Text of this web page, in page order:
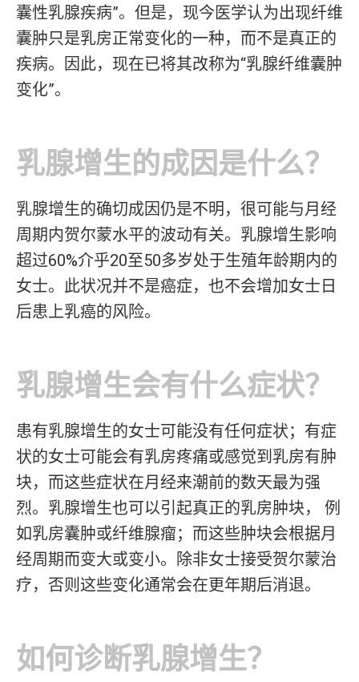
囊性乳腺疾病”。但是，现今医学认为出现纤维
囊肿只是乳房正常变化的一种，而不是真正的
疾病。因此，现在已将其改称为“乳腺纤维囊肿
变化”。
乳腺增生的成因是什么？
乳腺增生的确切成因仍是不明，很可能与月经
周期内贺尔蒙水平的波动有关。乳腺增生影响
超过60%介乎20至50多岁处于生殖年龄期内的
女士。此状况并不是癌症，也不会增加女士日
后患上乳癌的风险。
乳腺增生会有什么症状？
患有乳腺增生的女士可能没有任何症状；有症
状的女士可能会有乳房疼痛或感觉到乳房有肿
块，而这些症状在月经来潮前的数天最为强
烈。乳腺增生也可以引起真正的乳房肿块， 例
如乳房囊肿或纤维腺瘤；而这些肿块会根据月
经周期而变大或变小。除非女士接受贺尔蒙治
疗，否则这些变化通常会在更年期后消退。
如何诊断乳腺增生？